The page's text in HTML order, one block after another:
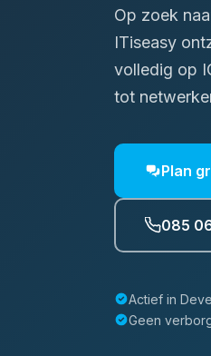
Op zoek
ITiseasy
volledig op
tot
Plan
085
Actief in
Geen